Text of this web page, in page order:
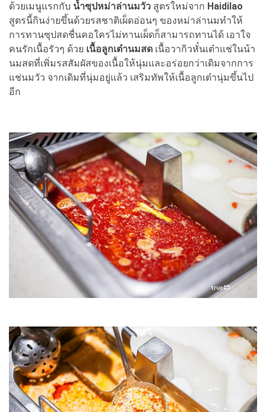
ด้วยเมนูแรกกับ น้ำซุปหม่าล่านมวัว สูตรใหม่จาก Haidilao
สูตรนี้กินง่ายขึ้นด้วยรสชาติเผ็ดอ่อนๆ ของหม่าล่านมทำให้
การทานซุปสดชื่นคอใครไม่ทานเผ็ดก็สามารถทานได้ เอาใจ
คนรักเนื้อรัวๆ ด้วย เนื้อลูกเต๋านมสด เนื้อวากิวหั๋นเต๋าแช่ในน้า
นมสดที่เพิ่มรสสัมผัสของเนื้อให้นุ่มและอร่อยกว่าเดิมจากการ
แช่นมวัว จากเดิมที่นุ่มอยู่แล้ว เสริมทัพให้เนื้อลูกเต๋านุ่มขึ้นไป
อีก